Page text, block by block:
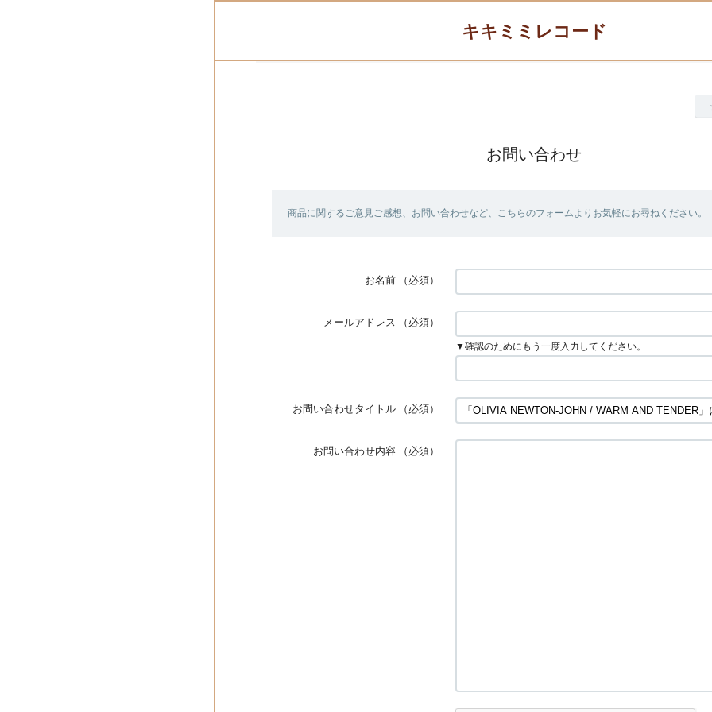
キキミミレコード
お問い合わせ
商品に関するご意見ご感想、お問い合わせなど、こちらのフォームよりお気軽にお尋ねください。
お名前 （必須）
メールアドレス （必須）
▼確認のためにもう一度入力してください。
お問い合わせタイトル （必須）
お問い合わせ内容 （必須）